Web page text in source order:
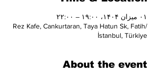
۰۱ میزان ۱۴۰۴، ۱۹:۰۰ – ۲۲:۰۰
Rez Kafe, Cankurtaran, Taya Hatun Sk, Fatih/
İstanbul, Türkiye
About the event